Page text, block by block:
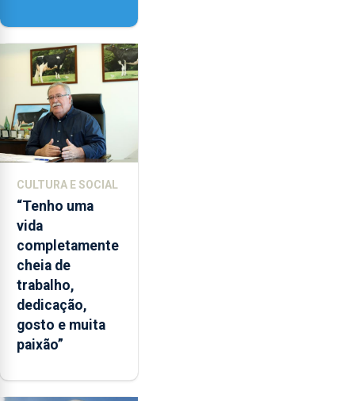
Paisagem’
CULTURA E SOCIAL
“Tenho uma
vida
completamente
cheia de
trabalho,
dedicação,
gosto e muita
paixão”